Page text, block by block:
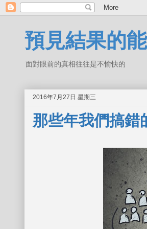
預見結果的
面對眼前的真相往往是不愉快的
2016年7月27日 星期三
那些年我們搞